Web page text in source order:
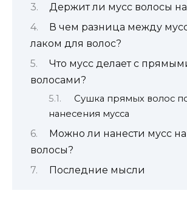
Держит ли мусс волосы на
В чем разница между
лаком для волос?
Что мусс делает с
волосами?
Сушка прямых волос
нанесения мусса
Можно ли нанести мусс на
волосы?
Последние мысли